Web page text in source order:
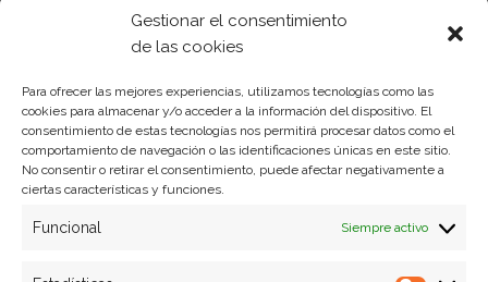
Gestionar el consentimiento
de las cookies
Para ofrecer las mejores experiencias, utilizamos tecnologías como las
cookies para almacenar y/o acceder a la información del dispositivo. El
consentimiento de estas tecnologías nos permitirá procesar datos como el
comportamiento de navegación o las identificaciones únicas en este sitio.
No consentir o retirar el consentimiento, puede afectar negativamente a
ciertas características y funciones.
Funcional Siempre activo
Política de privacidad
Formas de pago
Plazos y condiciones de envio
Politica de devoluciones